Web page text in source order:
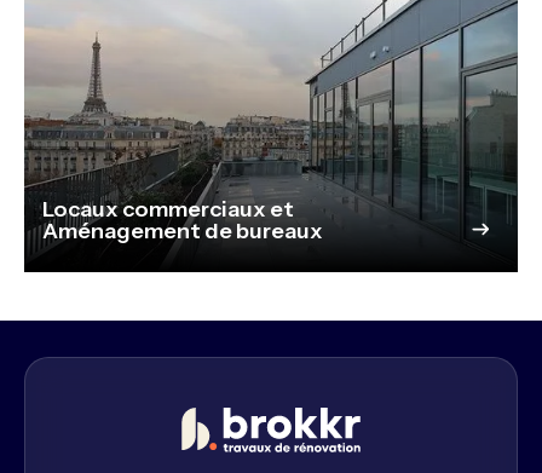
Locaux commerciaux et
Aménagement de bureaux